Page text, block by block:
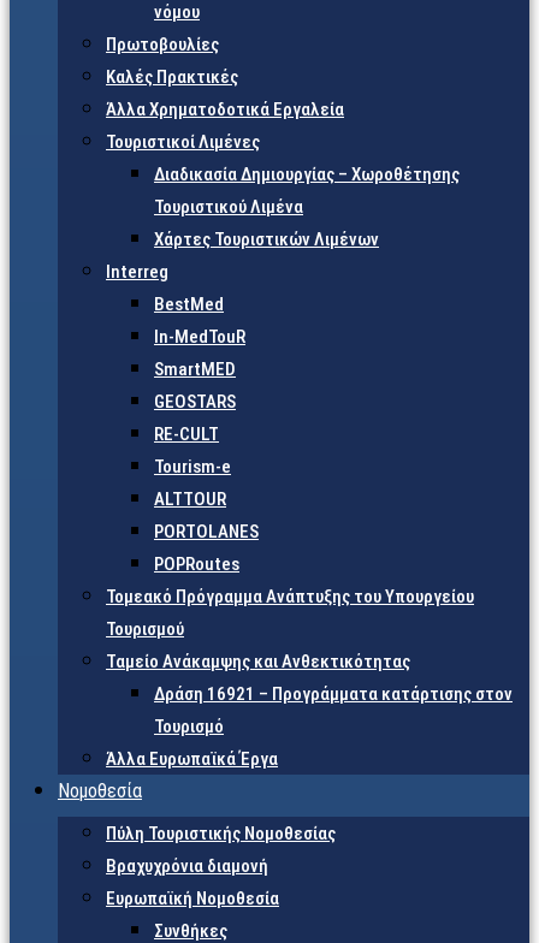
νόμου
Πρωτοβουλίες
Καλές Πρακτικές
Άλλα Χρηματοδοτικά Εργαλεία
Τουριστικοί Λιμένες
Διαδικασία Δημιουργίας – Χωροθέτησης
Τουριστικού Λιμένα
Χάρτες Τουριστικών Λιμένων
Interreg
BestMed
In-MedTouR
SmartMED
GEOSTARS
RE-CULT
Tourism-e
ALTTOUR
PORTOLANES
POPRoutes
Τομεακό Πρόγραμμα Ανάπτυξης του Υπουργείου
Τουρισμού
Ταμείο Ανάκαμψης και Ανθεκτικότητας
Δράση 16921 – Προγράμματα κατάρτισης στον
Τουρισμό
Άλλα Ευρωπαϊκά Έργα
Νομοθεσία
Πύλη Τουριστικής Νομοθεσίας
Βραχυχρόνια διαμονή
Ευρωπαϊκή Νομοθεσία
Συνθήκες